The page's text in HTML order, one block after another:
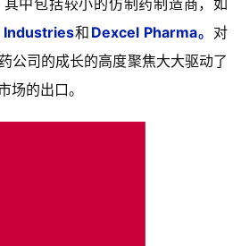
Industries和 Dexcel Pharma。 对
公司的成长的高度聚焦大大驱动了
场的出口。